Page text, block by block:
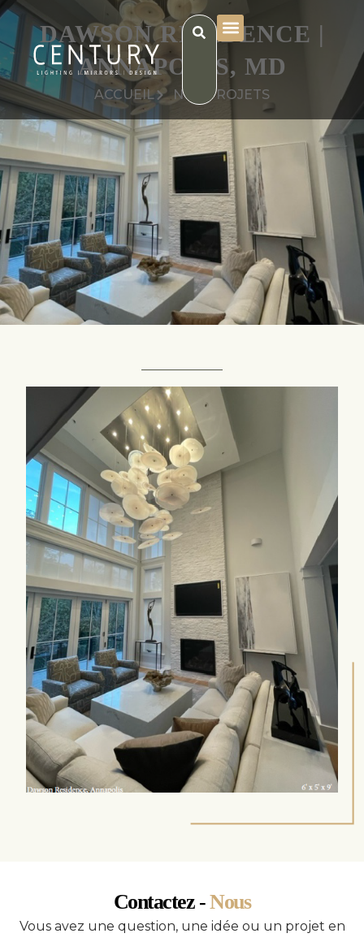
DAWSON RESIDENCE |
ANNAPOLIS, MD
ACCUEIL NOS PROJETS
Contactez -Nous
Vous avez une question, une idée ou un projet en